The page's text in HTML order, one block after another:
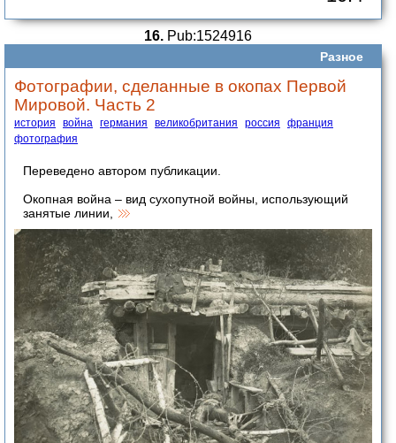
16. Pub:1524916
Разное
Фотографии, сделанные в окопах Первой
Мировой. Часть 2
история война германия великобритания россия
франция
фотография
Переведено автором публикации.
Окопная война – вид сухопутной войны, использующий
занятые линии,